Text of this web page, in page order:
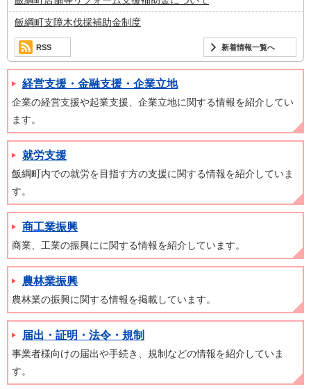
飯綱町支障木伐採補助金制度
RSS 新着情報一覧へ
経営支援・金融支援・企業立地
企業の経営支援や起業支援、企業立地に関する情報を紹介してい
ます。
就労支援
飯綱町内での就労を目指す方の支援に関する情報を紹介していま
す。
商工業振興
商業、工業の振興にに関する情報を紹介しています。
農林業振興
農林業の振興に関する情報を掲載しています。
届出・証明・法令・規制
事業者様向けの届出や手続き、規制などの情報を紹介していま
す。